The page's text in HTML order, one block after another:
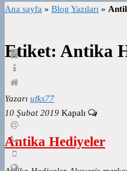
Ana sayfa » Blog Yazıları »
Etiket: Antika
Yazarı ufks77
10 Şubat 2019 Kapalı
Antika Hediyeler